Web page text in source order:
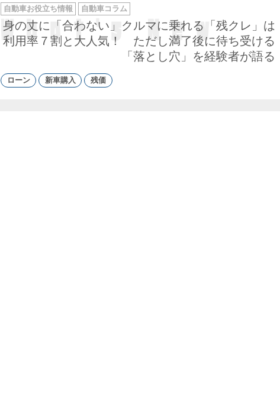
身の丈に「合わない」クルマに乗れる「残クレ」は
利用率７割と大人気！ ただし満了後に待ち受ける
「落とし穴」を経験者が語る
カ
テ
ゴ
リ
ー
自動車お役立ち情報 自動車コラム
ローン 新車購入 残価